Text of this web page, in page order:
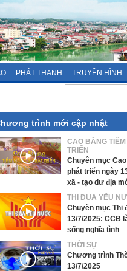
PHÁT THANH TRUYỀN HÌNH
trình mới cập nhật
CAO BẰNG
TRIỂN
Chuyên mục
phát triển ngày
xã - tạo dư địa
THI ĐUA YÊU
Chuyên mục Thi
13/7/2025: CCB
sống nghĩa tình
THỜI SỰ
Chương trình
13/7/2025